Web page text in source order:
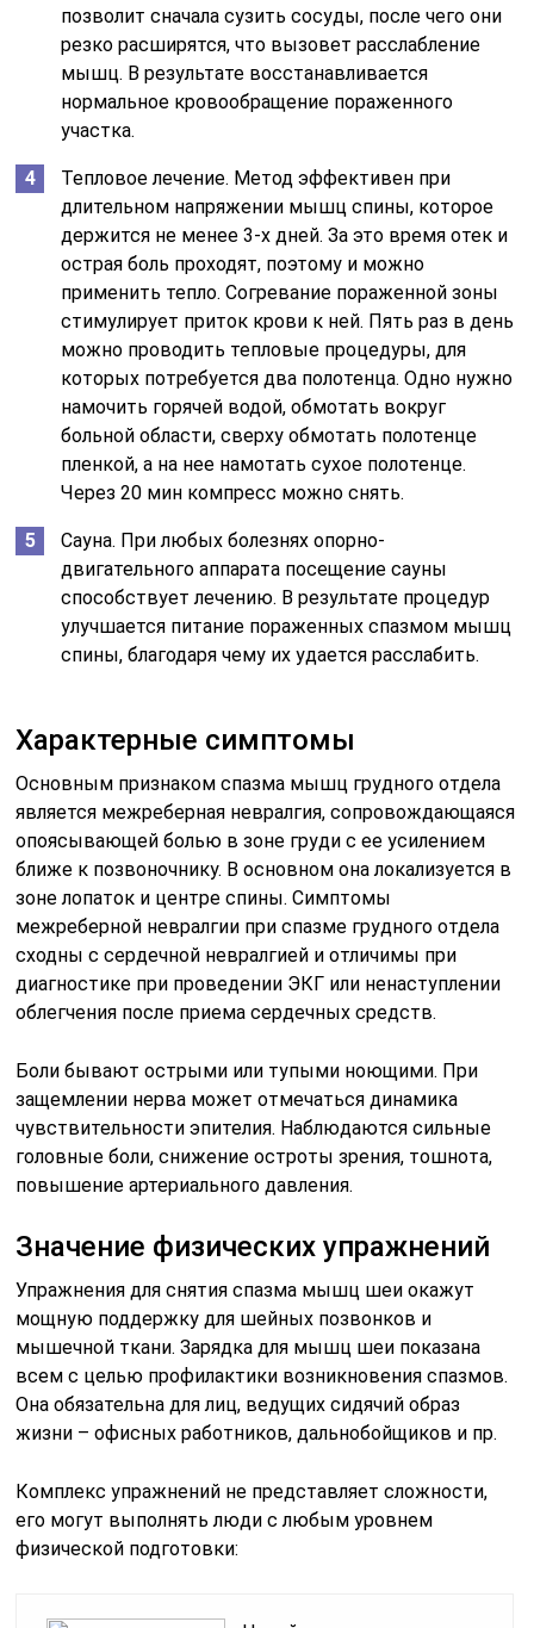
позволит сначала сузить сосуды, после чего они
резко расширятся, что вызовет расслабление
мышц. В результате восстанавливается
нормальное кровообращение пораженного
участка.
Тепловое лечение. Метод эффективен при
длительном напряжении мышц спины, которое
держится не менее 3-х дней. За это время отек и
острая боль проходят, поэтому и можно
применить тепло. Согревание пораженной зоны
стимулирует приток крови к ней. Пять раз в день
можно проводить тепловые процедуры, для
которых потребуется два полотенца. Одно нужно
намочить горячей водой, обмотать вокруг
больной области, сверху обмотать полотенце
пленкой, а на нее намотать сухое полотенце.
Через 20 мин компресс можно снять.
Сауна. При любых болезнях опорно-
двигательного аппарата посещение сауны
способствует лечению. В результате процедур
улучшается питание пораженных спазмом мышц
спины, благодаря чему их удается расслабить.
Характерные симптомы
Основным признаком спазма мышц грудного отдела
является межреберная невралгия, сопровождающаяся
опоясывающей болью в зоне груди с ее усилением
ближе к позвоночнику. В основном она локализуется в
зоне лопаток и центре спины. Симптомы
межреберной невралгии при спазме грудного отдела
сходны с сердечной невралгией и отличимы при
диагностике при проведении ЭКГ или ненаступлении
облегчения после приема сердечных средств.
Боли бывают острыми или тупыми ноющими. При
защемлении нерва может отмечаться динамика
чувствительности эпителия. Наблюдаются сильные
головные боли, снижение остроты зрения, тошнота,
повышение артериального давления.
Значение физических упражнений
Упражнения для снятия спазма мышц шеи окажут
мощную поддержку для шейных позвонков и
мышечной ткани. Зарядка для мышц шеи показана
всем с целью профилактики возникновения спазмов.
Она обязательна для лиц, ведущих сидячий образ
жизни – офисных работников, дальнобойщиков и пр.
Комплекс упражнений не представляет сложности,
его могут выполнять люди с любым уровнем
физической подготовки: